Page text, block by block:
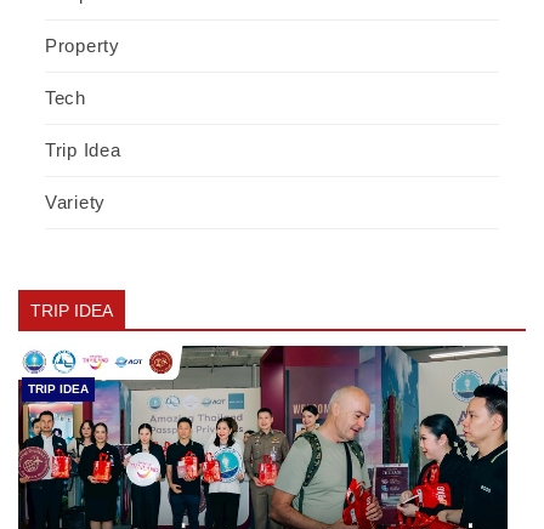
Property
Tech
Trip Idea
Variety
TRIP IDEA
TRIP IDEA